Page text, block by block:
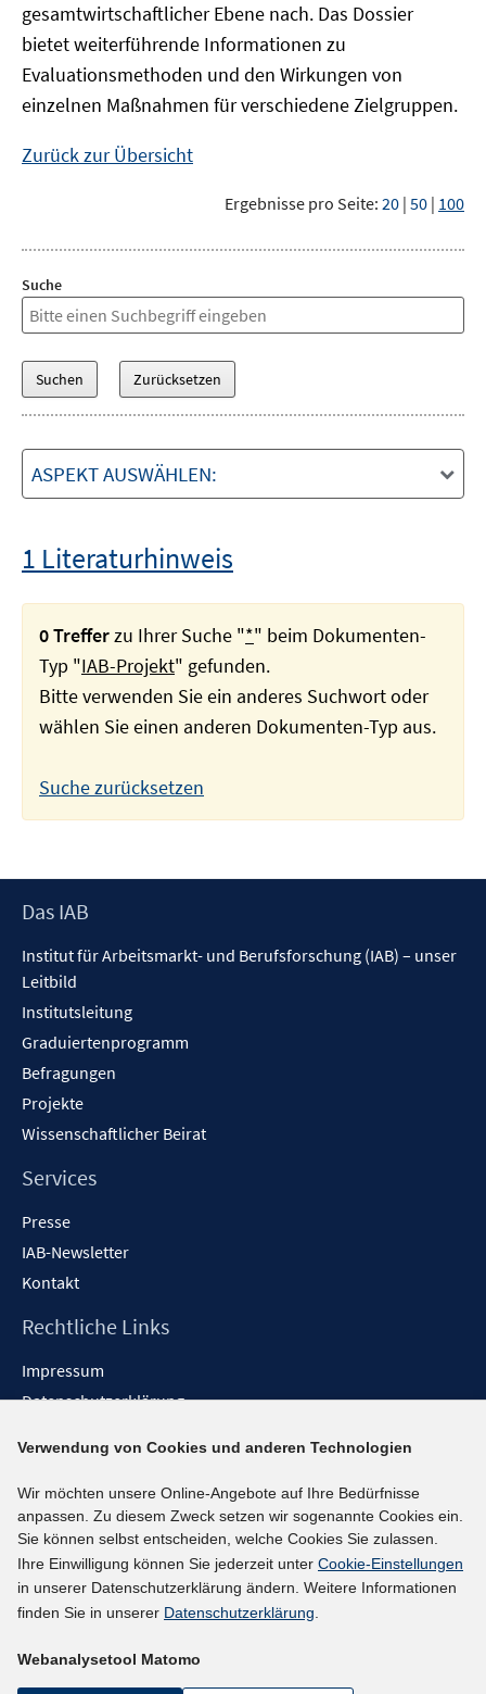
gesamtwirtschaftlicher Ebene nach. Das Dossier
bietet weiterführende Informationen zu
Evaluationsmethoden und den Wirkungen von
einzelnen Maßnahmen für verschiedene Zielgruppen.
Zurück zur Übersicht
Ergebnisse pro Seite: 20 | 50 | 100
Suche
ASPEKT AUSWÄHLEN:
1 Literaturhinweis
0 Trefferzu Ihrer Suche "*" beim Dokumenten-
Typ "IAB-Projekt" gefunden.
Bitte verwenden Sie ein anderes Suchwort oder
wählen Sie einen anderen Dokumenten-Typ aus.
Suche zurücksetzen
Footer
Das IAB
Institut für Arbeitsmarkt- und Berufsforschung (IAB) – unser
Leitbild
Institutsleitung
Graduiertenprogramm
Befragungen
Projekte
Wissenschaftlicher Beirat
Services
Presse
IAB-Newsletter
Kontakt
Rechtliche Links
Impressum
Datenschutzerklärung
Barrieren melden
Social-Media-Kanäle
BlueSky
YouTube
LinkedIn
kununu
Verwendung von Cookies und anderen Technologien
Wir möchten unsere Online-Angebote auf Ihre Bedürfnisse
anpassen. Zu diesem Zweck setzen wir sogenannte Cookies ein.
Sie können selbst entscheiden, welche Cookies Sie zulassen.
Ihre Einwilligung können Sie jederzeit unter Cookie-Einstellungen
in unserer Datenschutzerklärung ändern. Weitere Informationen
finden Sie in unserer Datenschutzerklärung.
Webanalysetool Matomo